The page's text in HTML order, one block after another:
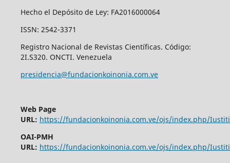
Hecho el Depósito de Ley: FA2016000064
ISSN: 2542-3371
Registro Nacional de Revistas Científicas. Código:
2I.S320. ONCTI. Venezuela
presidencia@fundacionkoinonia.com.ve
Web Page
URL: https://fundacionkoinonia.com.ve/ojs/index.php/
OAI-PMH
URL: https://fundacionkoinonia.com.ve/ojs/index.php/